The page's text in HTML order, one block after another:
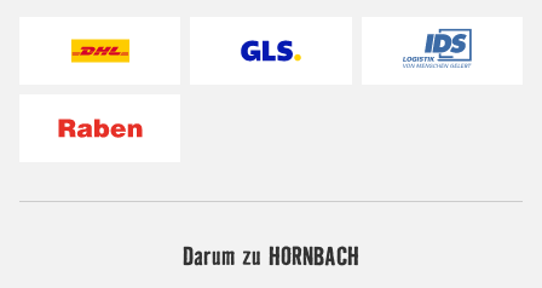
Darum zu HORNBACH